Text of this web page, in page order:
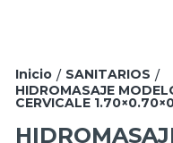
Inicio / SANITARIOS /
HIDROMASAJE
CERVICALE